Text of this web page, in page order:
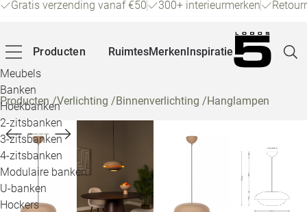
Gratis verzending vanaf €50 300+ interieurmerken
Producten
Meubels
Banken
Hoekbanken
2-zitsbanken
3-zitsbanken
4-zitsbanken
Modulaire banken
U-banken
Hockers
RuimtesMerkenInspiratie
Producten/Verlichting /Binnenverlichting /Hanglampen